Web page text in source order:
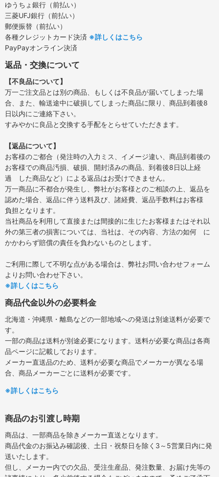
ゆうちょ銀行（前払い）
三菱UFJ銀行（前払い）
郵便振替（前払い）
各種クレジットカード決済 ※詳しくはこちら
PayPayオンライン決済
返品・交換について
【不良品について】
万一ご注文品とは別の商品、もしくは不良品が届いてしまった場
合、また、輸送途中に破損してしまった商品に限り、商品到着後8
日以内にご連絡下さい。
すみやかに良品と交換する手配をとらせていただきます。
【返品について】
お客様のご都合（発注時の入力ミス、イメージ違い、商品到着後の
お客様での商品汚損、破損、開封済みの商品、到着後8日以上経
過 した商品など）による返品はお受けできません。
万一商品に不都合が発生し、弊社がお客様とのご相談の上、返品を
認めた場合、返品に伴う送料及び、諸経費、返品手数料はお客様
負担となります。
当社商品を利用して直接または間接的に生じたお客様またはそれ以
外の第三者の損害については、当社は、その内容、方法の如何 に
かかわらず賠償の責任を負わないものとします。
ご利用に際して不明な点がある場合は、弊社お問い合わせフォーム
よりお問い合わせ下さい。
※詳しくはこちら
商品代金以外の必要料金
北海道・沖縄県・離島などの一部地域への発送は別途送料が必要で
す。
一部の商品は送料が別途必要になります。送料が必要な商品は各商
品ページに記載しております。
メーカー直送品のため、送料が必要な商品でメーカーが異なる場
合、商品メーカーごとに送料が必要です。
※詳しくはこちら
商品のお引渡し時期
商品は、一部商品を除きメーカー直送となります。
商品代金のお振込み確認後、土日・祝祭日を除く3～5営業日内に発
送いたします。
但し、メーカー内での欠品、受注生産品、発注数量、お届け先等の